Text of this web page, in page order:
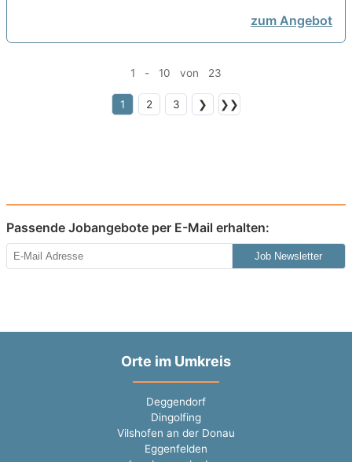
zum Angebot
1 - 10 von 23
1 2 3 ❯ ❯❯
Passende Jobangebote per E-Mail erhalten:
Job Newsletter
Orte im Umkreis
Deggendorf
Dingolfing
Vilshofen an der Donau
Eggenfelden